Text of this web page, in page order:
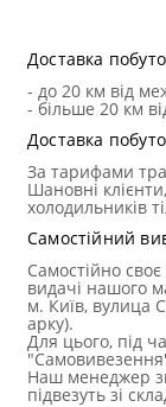
Доставка
- до 20 км від
- більше 20 км
Доставка
За тарифами
Шановні
холодильників
Самостійний
Самостійно
видачі нашого
м. Київ, вулица
арку).
Для цього, під
Наш менеджер
підвезуть зі